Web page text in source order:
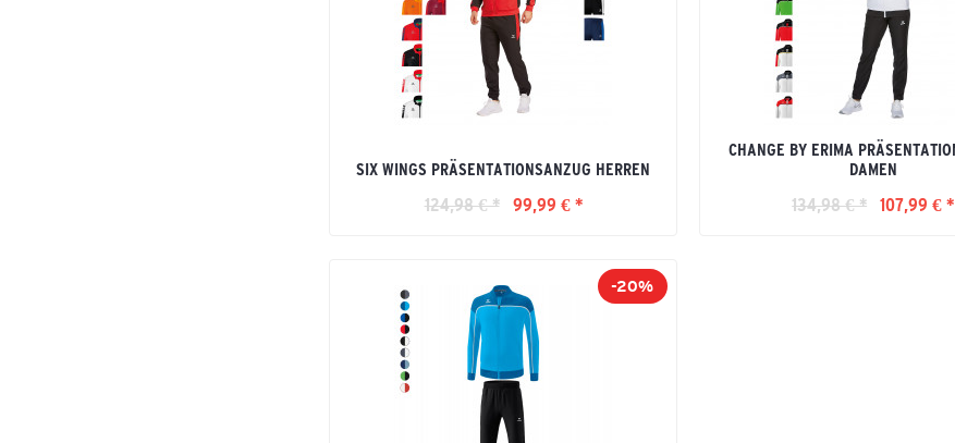
SIX WINGS PRÄSENTATIONSANZUG HERREN
124,98 € *
99,99 € *
CHANGE BY ERIMA
DAMEN
134,98 € *
107,99 € *
-20%